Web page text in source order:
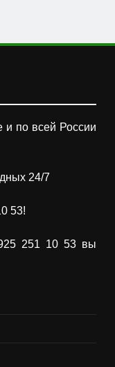
и по всей России
24/7
53!
251 10 53 вы